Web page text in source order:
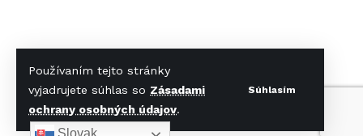
Používaním tejto stránky
vyjadrujete súhlas so Zásadami
ochrany osobných údajov.
Súhlasím